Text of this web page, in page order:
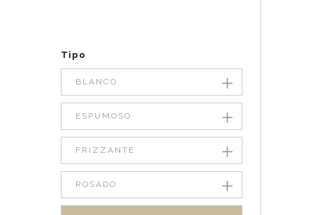
Tipo
BLANCO
ESPUMOSO
FRIZZANTE
ROSADO